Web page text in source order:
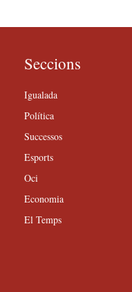
Seccions
Igualada
Política
Successos
Esports
Oci
Economia
El Temps